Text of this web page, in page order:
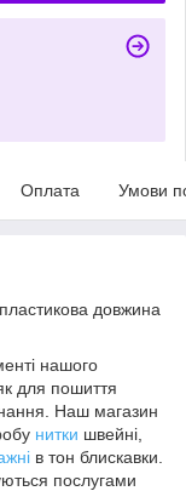
Оплата Умови
пластикова довжина
нашого
для пошиття
Наш магазин
нитки швейні,
в тон блискавки.
послугами